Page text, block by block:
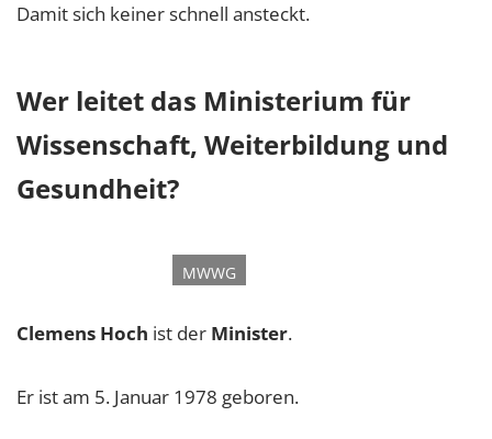
Damit sich keiner schnell ansteckt.
Wer leitet das Ministerium für
Wissenschaft, Weiterbildung und
Gesundheit?
MWWG
Clemens Hoch ist der Minister.
Er ist am 5. Januar 1978 geboren.